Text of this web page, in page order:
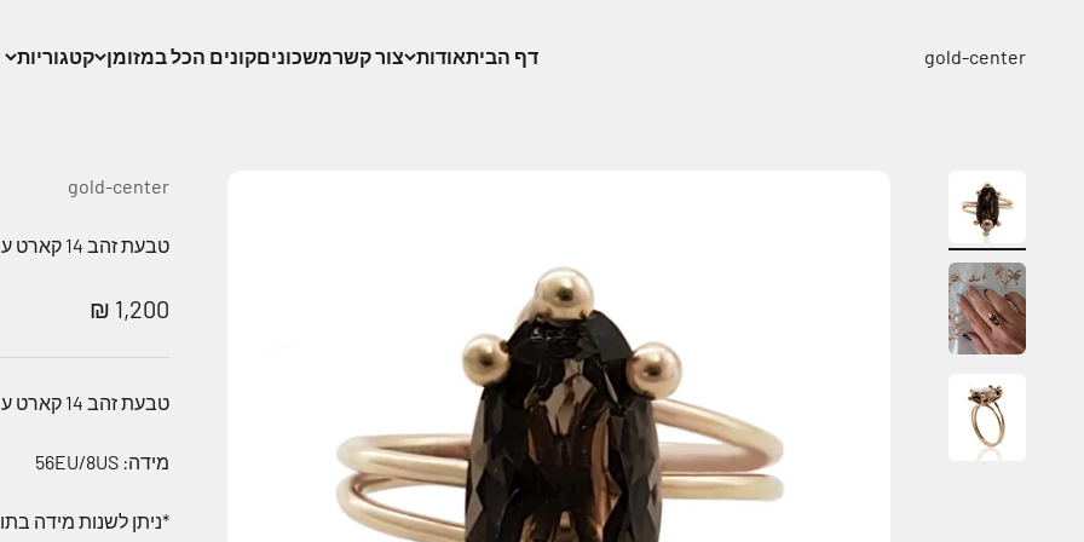
דף הביתאודות צור קשרמשכוניםקונים הכל במזומן קטגוריות gold-center
gold-center
טבעת זהב 14 קארט עם אבן מרקיז סמוקי קוורץ
מחיר מבצע
1,200 ₪
טבעת זהב 14 קארט עם אבן מרקיז סמוקי קוורץ
מידה: 56EU/8US
*ניתן לשנות מידה